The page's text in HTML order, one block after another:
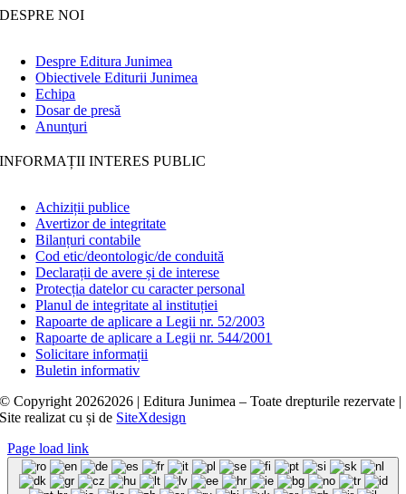
DESPRE NOI
Despre Editura Junimea
Obiectivele Editurii Junimea
Echipa
Dosar de presă
Anunţuri
INFORMAȚII INTERES PUBLIC
Achiziții publice
Avertizor de integritate
Bilanțuri contabile
Cod etic/deontologic/de conduită
Declarații de avere și de interese
Protecția datelor cu caracter personal
Planul de integritate al instituției
Rapoarte de aplicare a Legii nr. 52/2003
Rapoarte de aplicare a Legii nr. 544/2001
Solicitare informații
Buletin informativ
© Copyright 20262026 | Editura Junimea – Toate drepturile rezervate |
Site realizat cușide SiteXdesign
Page load link